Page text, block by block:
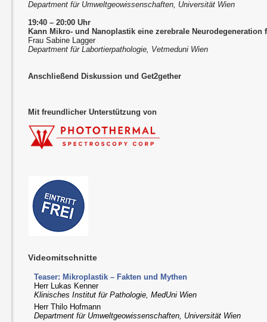
Department für Umweltgeowissenschaften, Universität Wien
19:40 – 20:00 Uhr
Kann Mikro- und Nanoplastik eine zerebrale Neurodegeneration
Frau Sabine Lagger
Department für Labortierpathologie, Vetmeduni Wien
Anschließend Diskussion und Get2gether
Mit freundlicher Unterstützung von
Videomitschnitte
Teaser: Mikroplastik – Fakten und Mythen
Herr Lukas Kenner
Klinisches Institut für Pathologie, MedUni Wien
Herr Thilo Hofmann
Department für Umweltgeowissenschaften, Universität Wien